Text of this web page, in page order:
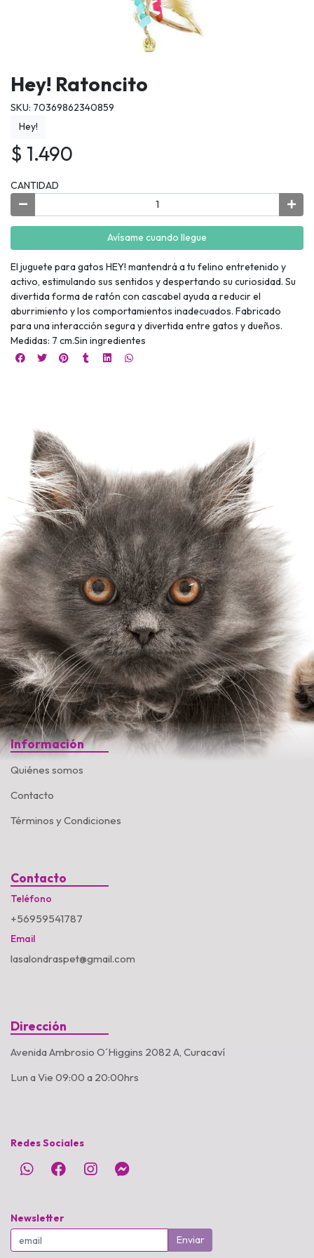
Hey! Ratoncito
SKU: 70369862340859
Hey!
$ 1.490
CANTIDAD
Avísame cuando llegue
El juguete para gatos HEY! mantendrá a tu felino entretenido y
activo, estimulando sus sentidos y despertando su curiosidad. Su
divertida forma de ratón con cascabel ayuda a reducir el
aburrimiento y los comportamientos inadecuados. Fabricado
para una interacción segura y divertida entre gatos y dueños.
Medidas: 7 cm.Sin ingredientes
Información
Quiénes somos
Contacto
Términos y Condiciones
Contacto
Teléfono
+56959541787
Email
lasalondraspet@gmail.com
Dirección
Avenida Ambrosio O´Higgins 2082 A, Curacaví
Lun a Vie 09:00 a 20:00hrs
Redes Sociales
Newsletter
Enviar